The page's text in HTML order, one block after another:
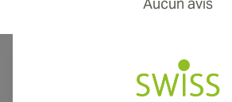
Aucun avis